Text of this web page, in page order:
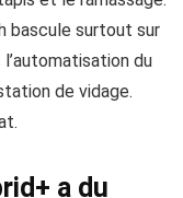
bascule surtout sur
du
de vidage.
a du